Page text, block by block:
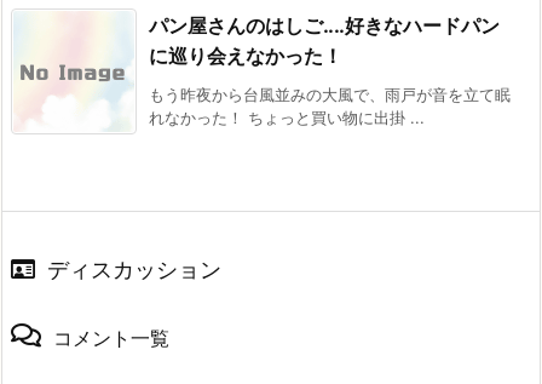
パン屋さんのはしご‥‥好きなハードパン
に巡り会えなかった！
もう昨夜から台風並みの大風で、雨戸が音を立て眠
れなかった！ ちょっと買い物に出掛 ...
ディスカッション
コメント一覧